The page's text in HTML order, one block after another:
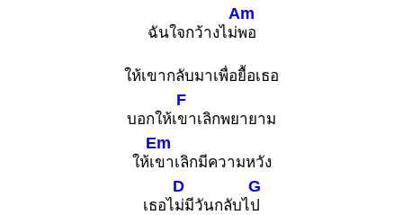
ฉันใจกว้างไม่
Am
พอ
ให้เขากลับมาเพื่อยื้อเธอ
บอกให้เ
F
ขาเลิกพยายาม
ให้เ
Em
ขาเลิกมีความหวัง
เธอไ
D
ม่มีวันกลับไ
G
ป